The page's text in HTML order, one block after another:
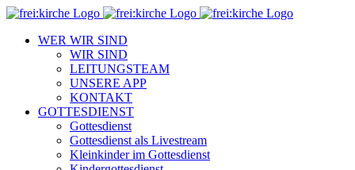
Zum
springenWER WIR SIND
WIR SIND
LEITUNGSTEAM
UNSERE APP
KONTAKT
GOTTESDIENST
Gottesdienst
Gottesdienst als Livestream
Kleinkinder im Gottesdienst